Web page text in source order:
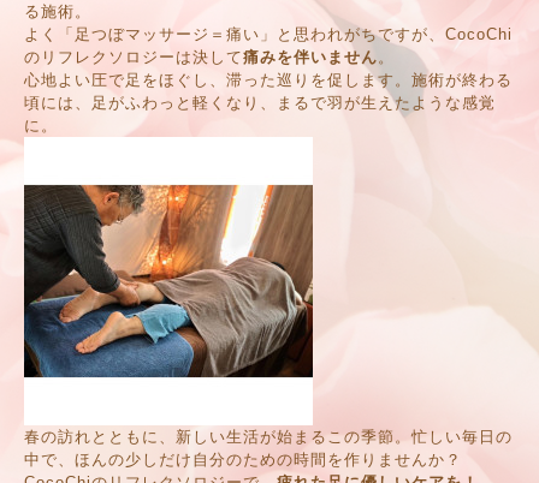
る施術。
よく「足つぼマッサージ＝痛い」と思われがちですが、CocoChi
のリフレクソロジーは決して痛みを伴いません 。
心地よい圧で足をほぐし、滞った巡りを促します。施術が終わる
頃には、足がふわっと軽くなり、まるで羽が生えたような感覚
に。
春の訪れとともに、新しい生活が始まるこの季節。忙しい毎日の
中で、ほんの少しだけ自分のための時間を作りませんか？